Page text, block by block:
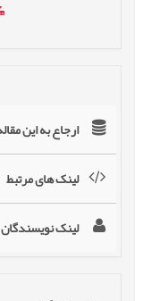
ارجاع به این مقاله
لینک های مرتبط
لینک نویسندگان